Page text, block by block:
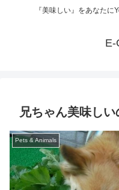
『美味しい』をあなた
E-
兄ちゃん美味しい
Pets & Animals